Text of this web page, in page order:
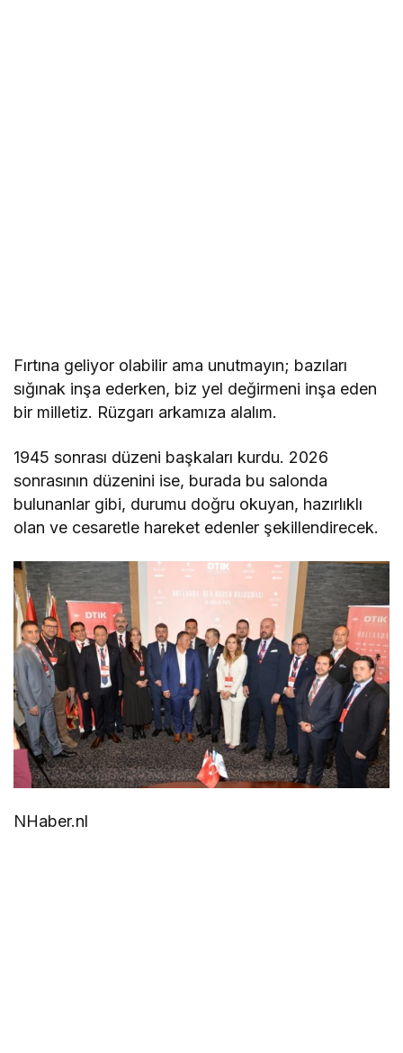
Fırtına geliyor olabilir ama unutmayın; bazıları
sığınak inşa ederken, biz yel değirmeni inşa eden
bir milletiz. Rüzgarı arkamıza alalım.
1945 sonrası düzeni başkaları kurdu. 2026
sonrasının düzenini ise, burada bu salonda
bulunanlar gibi, durumu doğru okuyan, hazırlıklı
olan ve cesaretle hareket edenler şekillendirecek.
NHaber.nl